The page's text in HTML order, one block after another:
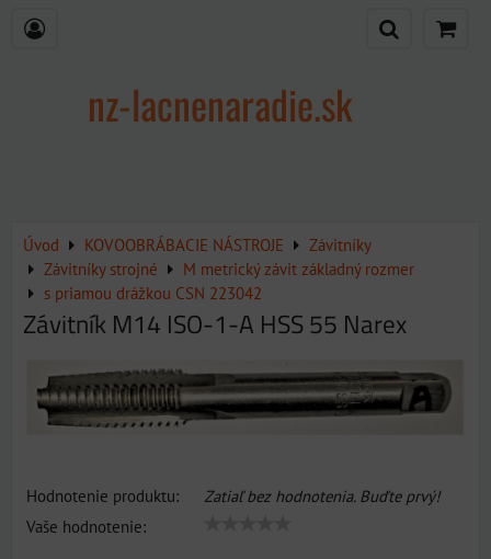
nz-lacnenaradie.sk
Úvod KOVOOBRÁBACIE NÁSTROJE
Závitníky
Závitníky strojné
M metrický závit základný rozmer
s priamou drážkou CSN 223042
Závitník M14 ISO-1-A HSS 55 Narex
Hodnotenie produktu:
Zatiaľ bez hodnotenia. Buďte prvý!
Vaše hodnotenie: